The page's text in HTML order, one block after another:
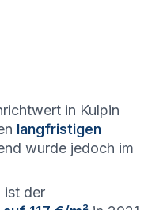
in Kulpin
langfristigen
wurde jedoch im
ist der